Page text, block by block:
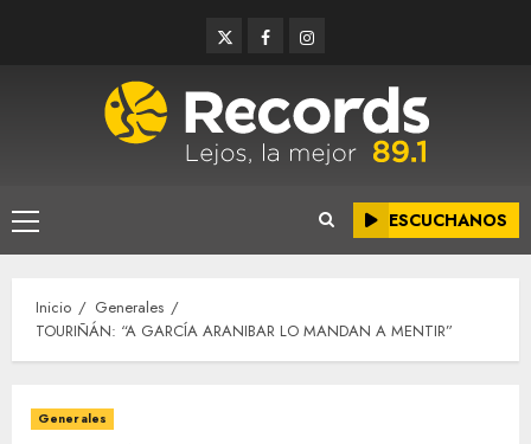
TwitterFacebookInstagram
Menú
principal
ESCUCHANOS
Inicio
Generales
TOURIÑÁN: “A GARCÍA ARANIBAR LO MANDAN A MENTIR”
Generales